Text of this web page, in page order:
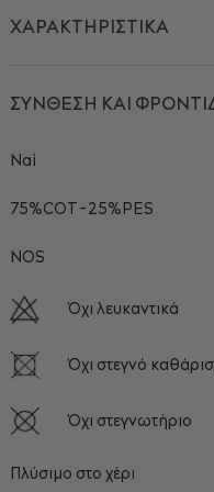
ΧΑΡΑΚΤΗΡΙΣΤΙΚΑ
ΣΥΝΘΕΣΗ ΚΑΙ
Ναί
75%COT-25%PES
NOS
Όχι λευκαντικά
Όχι στεγνό
Όχι στεγνωτήριο
Πλύσιμο στο χέρι